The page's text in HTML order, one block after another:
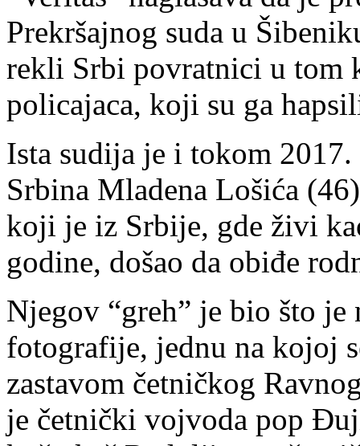
Prekršajnog suda u
rekli Srbi povratnici u tom
policajaca, koji su ga
Ista sudija je i tokom
Srbina Mladena Lošića
koji je iz Srbije, gde živi
godine, došao da obiđe
Njegov “greh” je bio što
fotografije, jednu na kojoj
zastavom četničkog
je četnički vojvoda pop